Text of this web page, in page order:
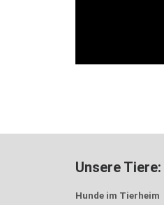
Unsere Tiere:
Hunde im Tierheim